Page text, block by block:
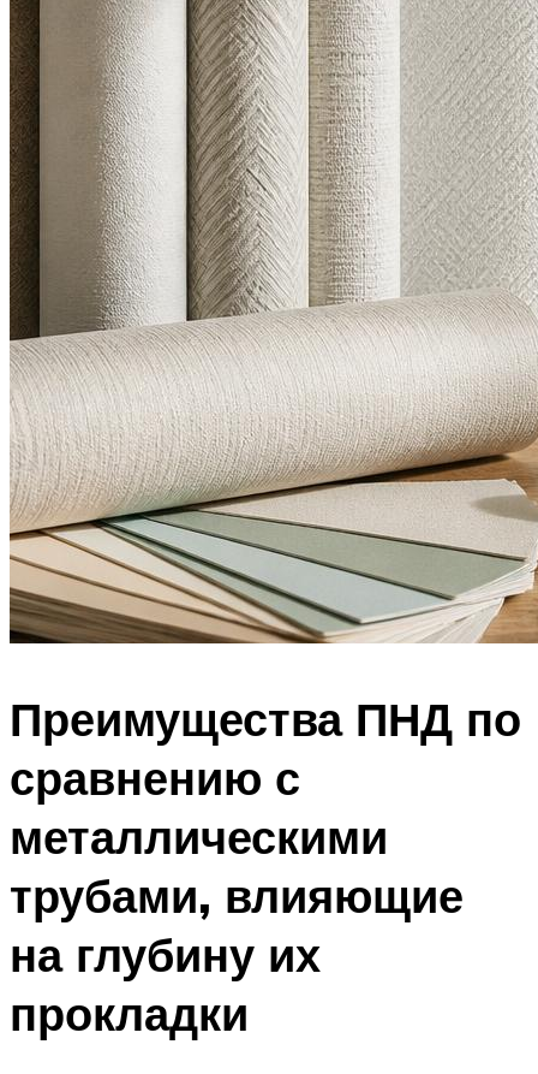
Преимущества ПНД по
сравнению с
металлическими
трубами, влияющие
на глубину их
прокладки